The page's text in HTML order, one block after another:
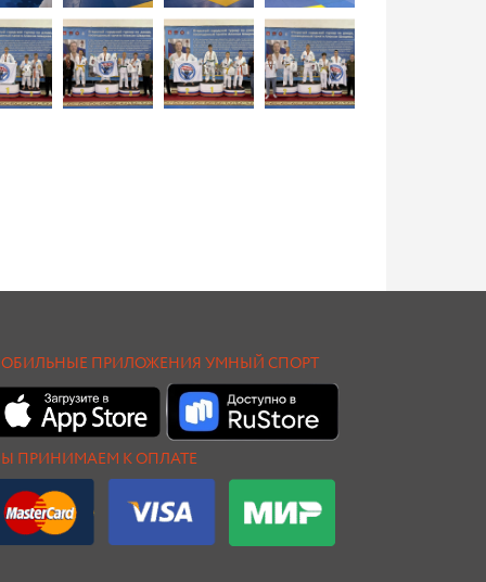
ПРИЛОЖЕНИЯ УМНЫЙ СПОРТ
ПРИНИМАЕМ К ОПЛАТЕ